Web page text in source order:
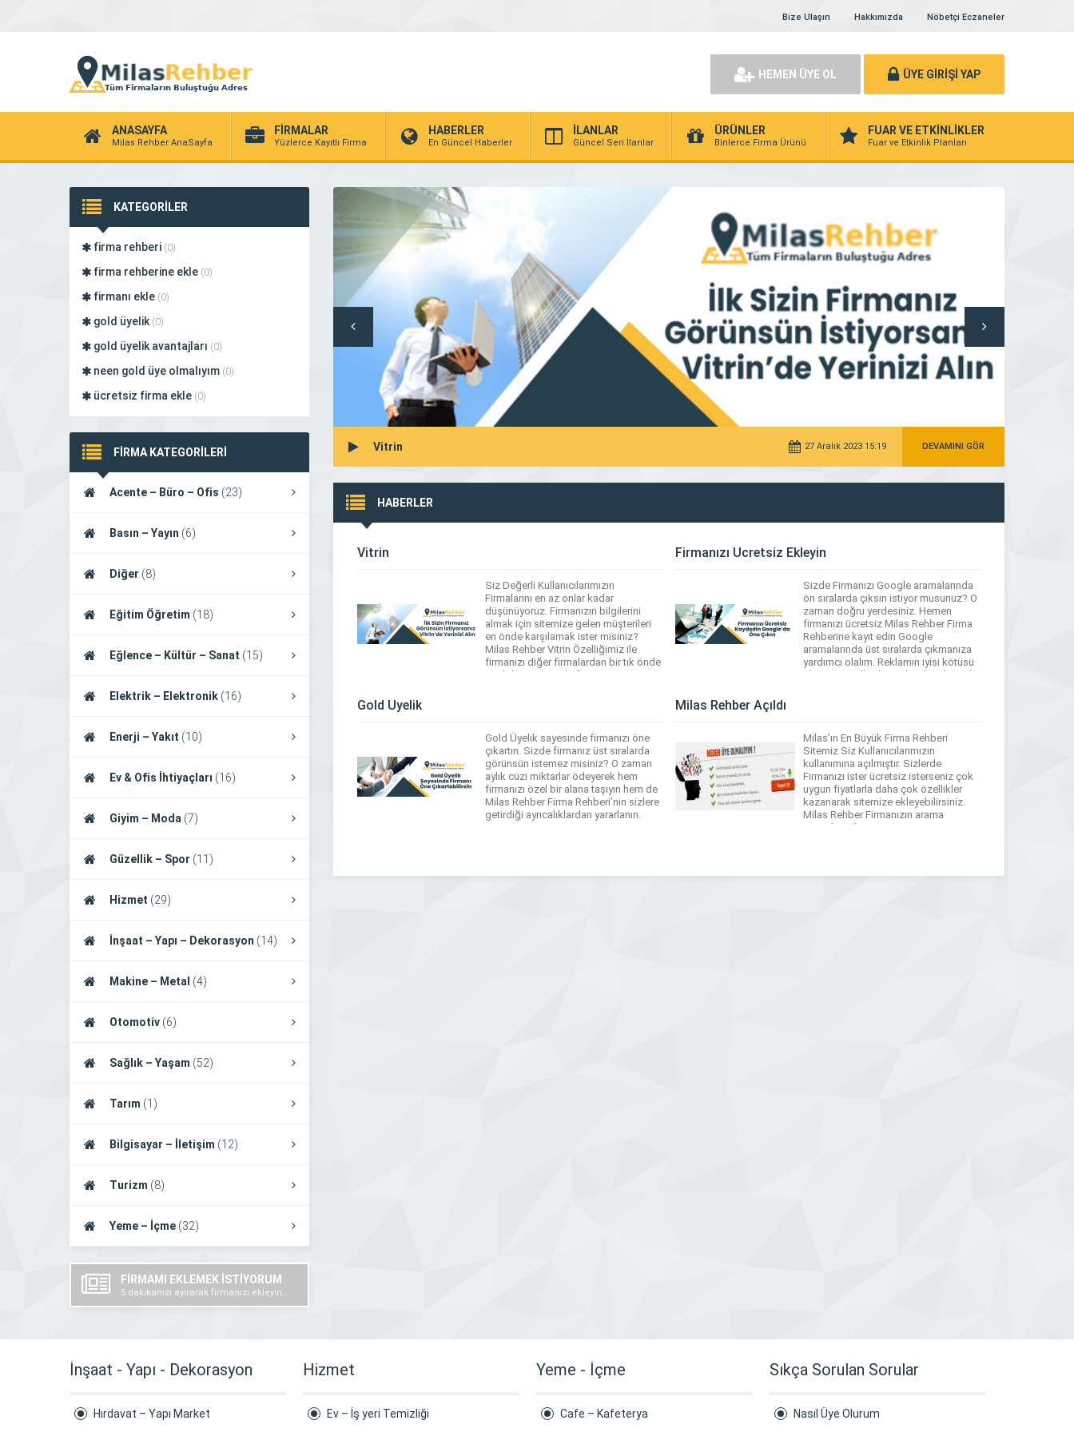
Bize Ulaşın Hakkımızda Nöbetçi Eczaneler
HEMEN ÜYE OL ÜYE GİRİŞİ YAP
ANASAYFA
Milas Rehber AnaSayfa
FİRMALAR
Yüzlerce Kayıtlı Firma
HABERLER
En Güncel Haberler
İLANLAR
Güncel Seri İlanlar
ÜRÜNLER
Binlerce Firma Ürünü
FUAR VE ETKİNLİKLER
Fuar ve Etkinlik Planları
KATEGORİLER
firma rehberi (0)
firma rehberine ekle (0)
firmanı ekle (0)
gold üyelik (0)
gold üyelik avantajları (0)
neen gold üye olmalıyım (0)
ücretsiz firma ekle (0)
FİRMA KATEGORİLERİ
Acente – Büro – Ofis (23)
Basın – Yayın (6)
Diğer (8)
Eğitim Öğretim (18)
Eğlence – Kültür – Sanat (15)
Elektrik – Elektronik (16)
Enerji – Yakıt (10)
Ev & Ofis İhtiyaçları (16)
Giyim – Moda (7)
Güzellik – Spor (11)
Hizmet (29)
İnşaat – Yapı – Dekorasyon (14)
Makine – Metal (4)
Otomotiv (6)
Sağlık – Yaşam (52)
Tarım (1)
Bilgisayar – İletişim (12)
Turizm (8)
Yeme – İçme (32)
FİRMAMI EKLEMEK İSTİYORUM
5 dakikanızı ayırarak firmanızı ekleyin..
Vitrin 27 Aralık 2023 15:19 DEVAMINI GÖR
HABERLER
Vitrin
Siz Değerli Kullanıcılarımızın
Firmalarını en az onlar kadar
düşünüyoruz. Firmanızın bilgilerini
almak için sitemize gelen müşterileri
en önde karşılamak ister misiniz?
Milas Rehber Vitrin Özelliğimiz ile
firmanızı diğer firmalardan bir tık önde
tutabilirsiniz. Sizde firmanızı öne
Firmanızı Ücretsiz Ekleyin
Sizde Firmanızı Google aramalarında
ön sıralarda çıksın istiyor musunuz? O
zaman doğru yerdesiniz. Hemen
firmanızı ücretsiz Milas Rehber Firma
Rehberine kayıt edin Google
aramalarında üst sıralarda çıkmanıza
yardımcı olalım. Reklamın iyisi kötüsü
olmaz mantığından yola çıkarak sizde
Gold Üyelik
Gold Üyelik sayesinde firmanızı öne
çıkartın. Sizde firmanız üst sıralarda
görünsün istemez misiniz? O zaman
aylık cüzi miktarlar ödeyerek hem
firmanızı özel bir alana taşıyın hem de
Milas Rehber Firma Rehberi’nin sizlere
getirdiği ayrıcalıklardan yararlanın.
Milas Rehber Açıldı
Milas’ın En Büyük Firma Rehberi
Sitemiz Siz Kullanıcılarımızın
kullanımına açılmıştır. Sizlerde
Firmanızı ister ücretsiz isterseniz çok
uygun fiyatlarla daha çok özellikler
kazanarak sitemize ekleyebilirsiniz.
Milas Rehber Firmanızın arama
motorlarında görünmesini ve
üyelik hesabı oluşturarak firmanızın
İnşaat - Yapı - Dekorasyon
Hırdavat – Yapı Market
Hizmet
Ev – İş yeri Temizliği
Yeme - İçme
Cafe – Kafeterya
Sıkça Sorulan Sorular
Nasıl Üye Olurum